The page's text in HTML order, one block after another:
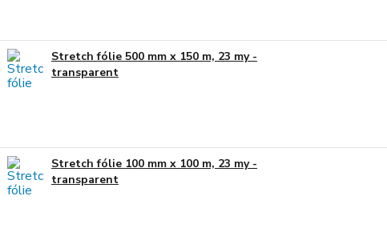
Stretch fólie 500 mm x 150 m, 23 my -
transparent
Stretch fólie 100 mm x 100 m, 23 my -
transparent